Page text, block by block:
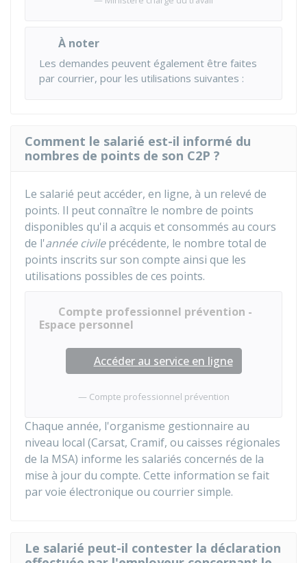
À noter
Les demandes peuvent également être faites
par courrier, pour les utilisations suivantes :
Comment le salarié est-il informé du
nombres de points de son C2P ?
Le salarié peut accéder, en ligne, à un relevé de
points. Il peut connaître le nombre de points
disponibles qu'il a acquis et consommés au cours
de l'année civileprécédente, le nombre total de
points inscrits sur son compte ainsi que les
utilisations possibles de ces points.
Compte professionnel prévention -
Espace personnel
Accéder au service en ligne
Compte professionnel prévention
Chaque année, l'organisme gestionnaire au
niveau local (Carsat, Cramif, ou caisses régionales
de la MSA) informe les salariés concernés de la
mise à jour du compte. Cette information se fait
par voie électronique ou courrier simple.
Le salarié peut-il contester la déclaration